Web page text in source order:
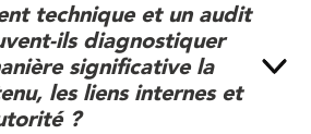
technique et un audit
ils diagnostiquer
significative la
les liens internes et
?